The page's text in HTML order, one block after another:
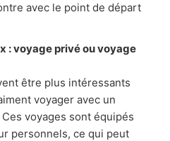
avec le point de départ
: voyage privé ou voyage
être plus intéressants
voyager avec un
voyages sont équipés
personnels, ce qui peut